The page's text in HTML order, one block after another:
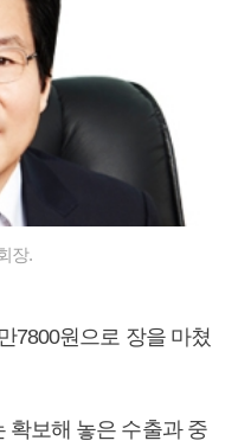
장.
7800원으로 장을 마쳤
확보해 놓은 수출과 중